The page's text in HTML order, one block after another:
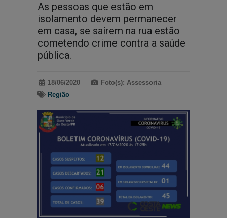
As pessoas que estão em
isolamento devem permanecer
em casa, se saírem na rua estão
cometendo crime contra a saúde
pública.
18/06/2020
Foto(s): Assessoria
Região